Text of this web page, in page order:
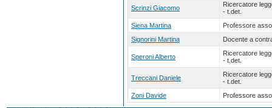
Scrinzi Giacomo
Ricercatore
- t.det.
Siena Martina
Professore
Signorini Martina
Docente a
Speroni Alberto
Ricercatore
- t.det.
Treccani Daniele
Ricercatore
- t.det.
Zoni Davide
Professore